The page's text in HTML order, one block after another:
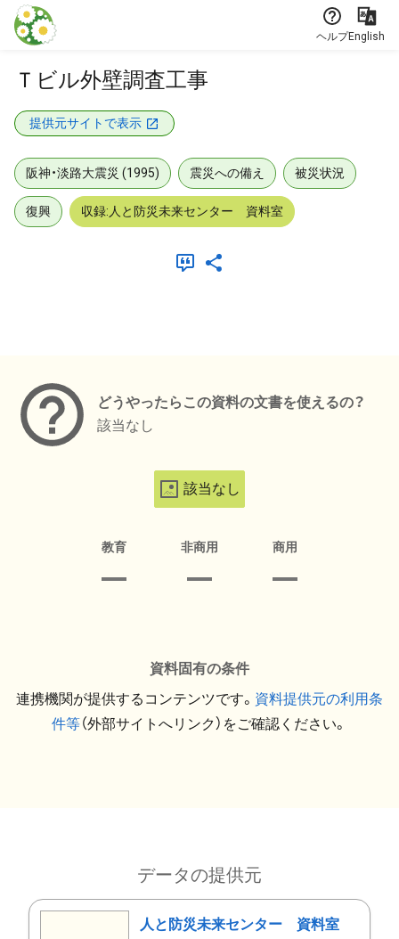
本文に飛ぶ
ヘルプEnglish
Ｔビル外壁調査工事
提供元サイトで表示
阪神・淡路大震災 (1995) 震災への備え 被災状況
復興 収録:人と防災未来センター 資料室
どうやったらこの資料の文書を使えるの？
該当なし
該当なし
教育 非商用 商用
資料固有の条件
連携機関が提供するコンテンツです。 資料提供元の利用条
件等（外部サイトへリンク）をご確認ください。
データの提供元
人と防災未来センター 資料室